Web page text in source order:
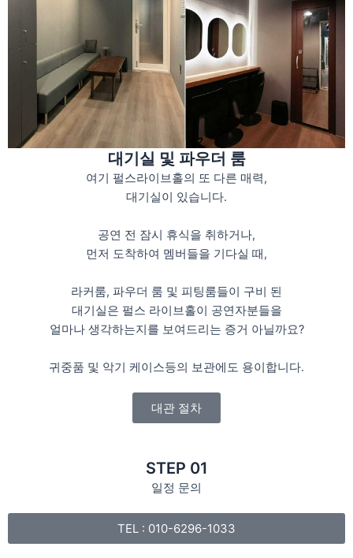
대기실 및 파우더 룸
여기 펄스라이브홀의 또 다른 매력,
대기실이 있습니다.
공연 전 잠시 휴식을 취하거나,
먼저 도착하여 멤버들을 기다실 때,
라커룸, 파우더 룸 및 피팅룸들이 구비 된
대기실은 펄스 라이브홀이 공연자분들을
얼마나 생각하는지를 보여드리는 증거 아닐까요?
귀중품 및 악기 케이스등의 보관에도 용이합니다.
대관 절차
STEP 01
일정 문의
TEL : 010-6296-1033